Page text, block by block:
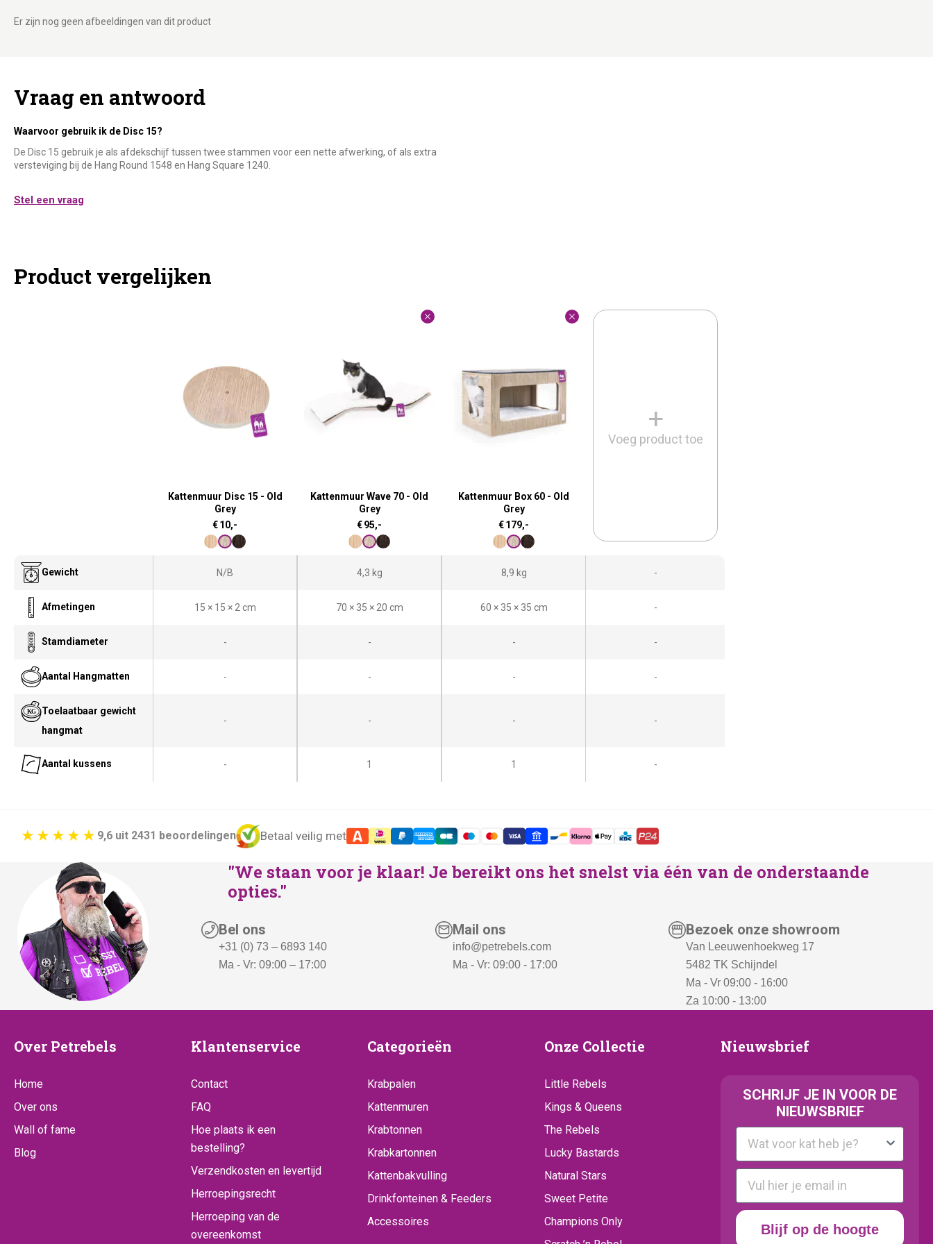
Er zijn nog geen afbeeldingen van dit product
Vraag en antwoord
Waarvoor gebruik ik de Disc 15?
De Disc 15 gebruik je als afdekschijf tussen twee stammen voor een nette afwerking, of als extra
versteviging bij de Hang Round 1548 en Hang Square 1240.
Stel een vraag
Product vergelijken
Kattenmuur Disc 15 - Old
Grey
€10,-
Kattenmuur Wave 70 - Old
Grey
€95,-
Kattenmuur Box 60 - Old
Grey
€179,-
+
Voeg product toe
Gewicht N/B 4,3 kg 8,9 kg -
Afmetingen 15 × 15 × 2 cm 70 × 35 × 20 cm 60 × 35 × 35 cm -
Stamdiameter - - - -
Aantal Hangmatten - - - -
Toelaatbaar gewicht
hangmat
- - - -
Aantal kussens - 1 1 -
Betaal veilig met
9,6 uit 2431 beoordelingen
"We staan voor je klaar! Je bereikt ons het snelst via één van de onderstaande
opties."
Bel ons
+31 (0) 73 – 6893 140
Ma - Vr: 09:00 – 17:00
Mail ons
info@petrebels.com
Ma - Vr: 09:00 - 17:00
Bezoek onze showroom
Van Leeuwenhoekweg 17
5482 TK Schijndel
Ma - Vr 09:00 - 16:00
Za 10:00 - 13:00
Over
Petrebels
Over Petrebels
Home
Over ons
Wall of fame
Blog
Klantenservice
Klantenservice
Contact
FAQ
Hoe plaats ik een
bestelling?
Verzendkosten en levertijd
Herroepingsrecht
Herroeping van de
overeenkomst
Categorieën
Categorieën
Krabpalen
Kattenmuren
Krabtonnen
Krabkartonnen
Kattenbakvulling
Drinkfonteinen & Feeders
Accessoires
Onze
Collectie
Onze Collectie
Little Rebels
Kings & Queens
The Rebels
Lucky Bastards
Natural Stars
Sweet Petite
Champions Only
Nieuwsbrief
Nieuwsbrief
SCHRIJF JE IN VOOR DE
NIEUWSBRIEF
Kattenras
E-mail
Blijf op de hoogte